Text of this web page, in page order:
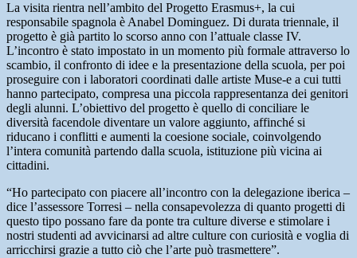
La visita rientra nell’ambito del Progetto Erasmus+, la cui
responsabile spagnola è Anabel Dominguez. Di durata triennale, il
progetto è già partito lo scorso anno con l’attuale classe IV.
L’incontro è stato impostato in un momento più formale attraverso lo
scambio, il confronto di idee e la presentazione della scuola, per poi
proseguire con i laboratori coordinati dalle artiste Muse-e a cui tutti
hanno partecipato, compresa una piccola rappresentanza dei genitori
degli alunni. L’obiettivo del progetto è quello di conciliare le
diversità facendole diventare un valore aggiunto, affinché si
riducano i conflitti e aumenti la coesione sociale, coinvolgendo
l’intera comunità partendo dalla scuola, istituzione più vicina ai
cittadini.
“Ho partecipato con piacere all’incontro con la delegazione iberica –
dice l’assessore Torresi – nella consapevolezza di quanto progetti di
questo tipo possano fare da ponte tra culture diverse e stimolare i
nostri studenti ad avvicinarsi ad altre culture con curiosità e voglia di
arricchirsi grazie a tutto ciò che l’arte può trasmettere”.